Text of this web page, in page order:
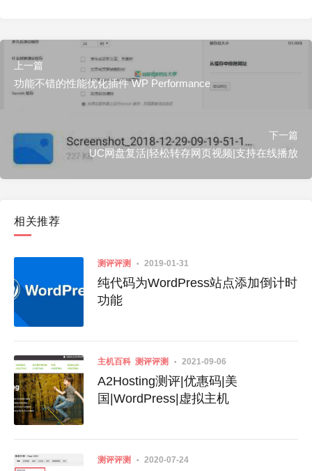
上一篇
功能不错的性能优化插件 WP Performance
下一篇
UC网盘复活|轻松转存网页视频|支持在线播放
相关推荐
测评评测 2019-01-31
纯代码为WordPress站点添加倒计时
功能
主机百科 测评评测 2021-09-06
A2Hosting测评|优惠码|美
国|WordPress|虚拟主机
测评评测 2020-07-24